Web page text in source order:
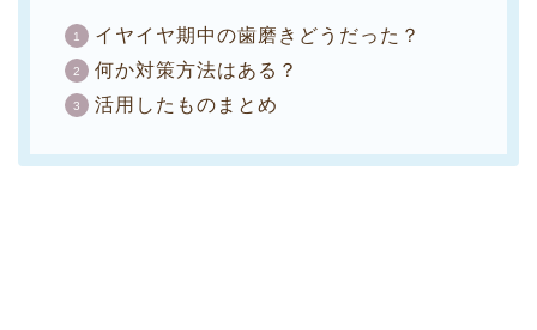
イヤイヤ期中の歯磨きどうだった？
何か対策方法はある？
活用したものまとめ